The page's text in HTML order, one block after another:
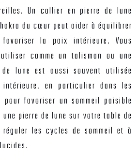
Un collier en pierre de lune
du cœur peut aider à équilibrer
la paix intérieure. Vous
comme un talisman ou une
lune est aussi souvent utilisée
en particulier dans les
pour favoriser un sommeil paisible
pierre de lune sur votre table de
les cycles de sommeil et à